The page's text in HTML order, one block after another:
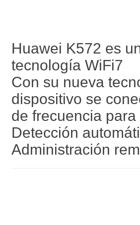
Huawei K572 es
tecnología WiFi7
Con su nueva
dispositivo se
de frecuencia
Detección
Administración